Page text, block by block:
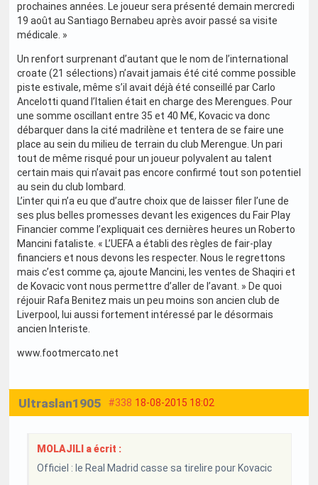
prochaines années. Le joueur sera présenté demain mercredi
19 août au Santiago Bernabeu après avoir passé sa visite
médicale. »
Un renfort surprenant d’autant que le nom de l’international
croate (21 sélections) n’avait jamais été cité comme possible
piste estivale, même s’il avait déjà été conseillé par Carlo
Ancelotti quand l’Italien était en charge des Merengues. Pour
une somme oscillant entre 35 et 40 M€, Kovacic va donc
débarquer dans la cité madrilène et tentera de se faire une
place au sein du milieu de terrain du club Merengue. Un pari
tout de même risqué pour un joueur polyvalent au talent
certain mais qui n’avait pas encore confirmé tout son potentiel
au sein du club lombard.
L’inter qui n’a eu que d’autre choix que de laisser filer l’une de
ses plus belles promesses devant les exigences du Fair Play
Financier comme l’expliquait ces dernières heures un Roberto
Mancini fataliste. « L’UEFA a établi des règles de fair-play
financiers et nous devons les respecter. Nous le regrettons
mais c’est comme ça, ajoute Mancini, les ventes de Shaqiri et
de Kovacic vont nous permettre d’aller de l’avant. » De quoi
réjouir Rafa Benitez mais un peu moins son ancien club de
Liverpool, lui aussi fortement intéressé par le désormais
ancien Interiste.
www.footmercato.net
#338 18-08-2015 18:02
Ultraslan1905
MOLAJILI a écrit :
Officiel : le Real Madrid casse sa tirelire pour Kovacic